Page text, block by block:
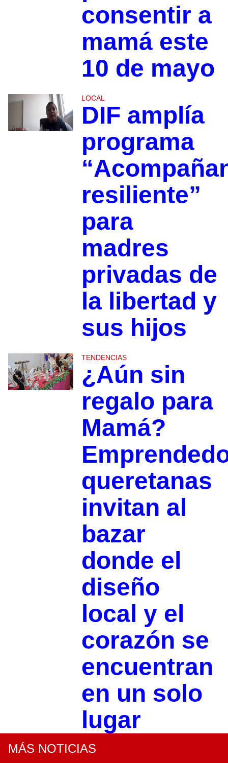
consentir a
mamá este
10 de mayo
LOCAL
DIF amplía
programa
resiliente”
para
madres
privadas de
la libertad y
sus hijos
TENDENCIAS
¿Aún sin
regalo para
Mamá?
queretanas
invitan al
bazar
donde el
diseño
local y el
corazón se
encuentran
en un solo
lugar
MÁS NOTICIAS